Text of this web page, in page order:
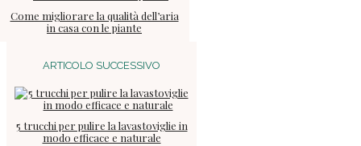
Come migliorare la qualità dell’aria
in casa con le piante
ARTICOLO SUCCESSIVO
5 trucchi per pulire la lavastoviglie in
modo efficace e naturale